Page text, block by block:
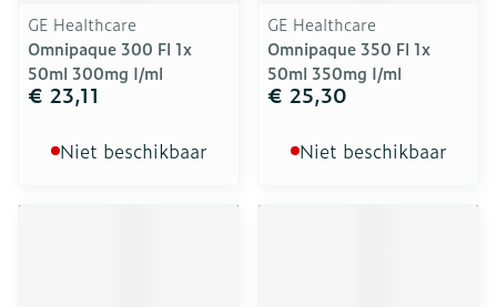
GE Healthcare
Omnipaque 300 Fl 1x
50ml 300mg I/ml
€ 23,11
Niet beschikbaar
GE Healthcare
Omnipaque 350 Fl 1x
50ml 350mg I/ml
€ 25,30
Niet beschikbaar